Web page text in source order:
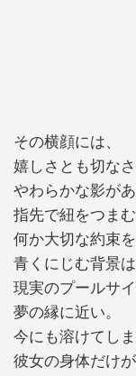
その横顔には、
嬉しさとも切な
やわらかな影があ
指先で紐をつまむ
何か大切な約束
青くにじむ背景は
現実のプールサ
夢の縁に近い。
今にも溶けてし
彼女の身体だけ